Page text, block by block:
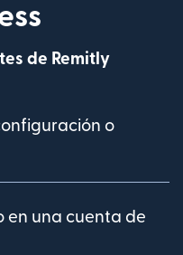
de Remitly
o
en una cuenta de